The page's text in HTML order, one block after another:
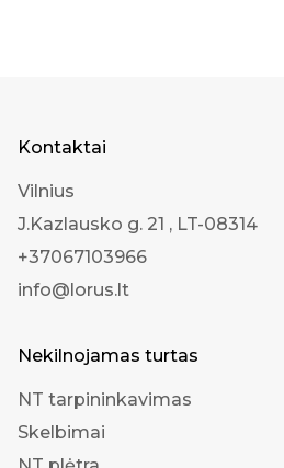
Kontaktai
Vilnius
J.Kazlausko g. 21 , LT-08314
+37067103966
info@lorus.lt
Nekilnojamas turtas
NT tarpininkavimas
Skelbimai